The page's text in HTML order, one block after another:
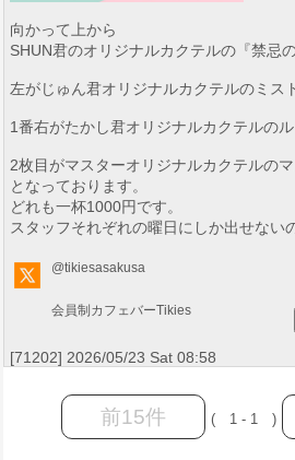
向かって上から
SHUN君のオリジナルカクテルの『禁忌
左がじゅん君オリジナルカクテルのミス
1番右がたかし君オリジナルカクテルの
2枚目がマスターオリジナルカクテルの
となっております。
どれも一杯1000円です。
スタッフそれぞれの曜日にしか出せな
@tikiesasakusa
会員制カフェバーTikies
[71202] 2026/05/23 Sat 08:58
前15件 ( 1 - 1 )